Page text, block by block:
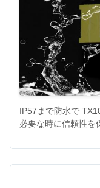
IP57まで防水で
必要な時に信頼性を